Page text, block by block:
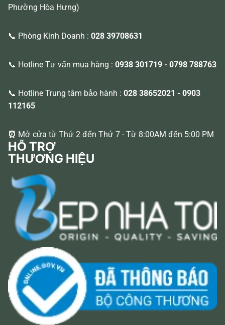
Phường Hòa Hưng)
📞 Phòng Kinh Doanh : 028 39708631
📞 Hotline Tư vấn mua hàng : 0938 301719 - 0798 788763
📞 Hotline Trung tâm bảo hành : 028 38652021 - 0903
112165
⏰ Mở cửa từ Thứ 2 đến Thứ 7 - Từ 8:00AM đến 5:00 PM
HỖ TRỢ
THƯƠNG HIỆU